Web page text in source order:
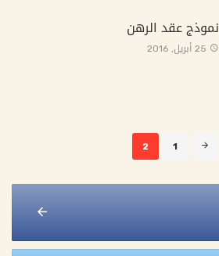
نموذج عقد الرهن
25 أبريل, 2016
1
2